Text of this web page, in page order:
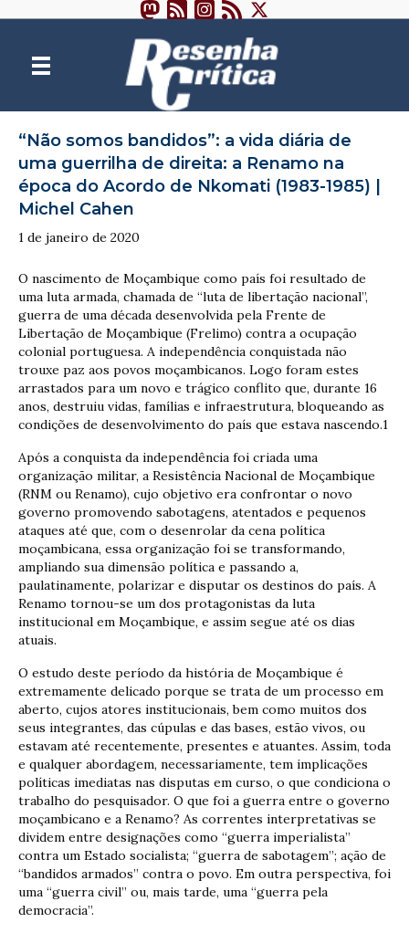
“Não somos bandidos”: a vida diária de
uma guerrilha de direita: a Renamo na
época do Acordo de Nkomati (1983-1985) |
Michel Cahen
1 de janeiro de 2020
O nascimento de Moçambique como país foi resultado de
uma luta armada, chamada de “luta de libertação nacional”,
guerra de uma década desenvolvida pela Frente de
Libertação de Moçambique (Frelimo) contra a ocupação
colonial portuguesa. A independência conquistada não
trouxe paz aos povos moçambicanos. Logo foram estes
arrastados para um novo e trágico conflito que, durante 16
anos, destruiu vidas, famílias e infraestrutura, bloqueando as
condições de desenvolvimento do país que estava nascendo.1
Após a conquista da independência foi criada uma
organização militar, a Resistência Nacional de Moçambique
(RNM ou Renamo), cujo objetivo era confrontar o novo
governo promovendo sabotagens, atentados e pequenos
ataques até que, com o desenrolar da cena política
moçambicana, essa organização foi se transformando,
ampliando sua dimensão política e passando a,
paulatinamente, polarizar e disputar os destinos do país. A
Renamo tornou-se um dos protagonistas da luta
institucional em Moçambique, e assim segue até os dias
atuais.
O estudo deste período da história de Moçambique é
extremamente delicado porque se trata de um processo em
aberto, cujos atores institucionais, bem como muitos dos
seus integrantes, das cúpulas e das bases, estão vivos, ou
estavam até recentemente, presentes e atuantes. Assim, toda
e qualquer abordagem, necessariamente, tem implicações
políticas imediatas nas disputas em curso, o que condiciona o
trabalho do pesquisador. O que foi a guerra entre o governo
moçambicano e a Renamo? As correntes interpretativas se
dividem entre designações como “guerra imperialista”
contra um Estado socialista; “guerra de sabotagem”; ação de
“bandidos armados” contra o povo. Em outra perspectiva, foi
uma “guerra civil” ou, mais tarde, uma “guerra pela
democracia”.